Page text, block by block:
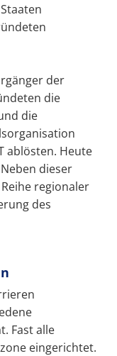
der
die
die
ablösten. Heute
dieser
regionaler
des
Fast alle
eingerichtet.